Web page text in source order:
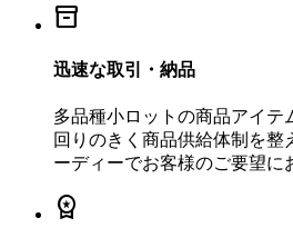
inventory_2
迅速な取引・納品
多品種小ロットの商品アイテ
回りのきく商品供給体制を整
ーディーでお客様のご要望に
workspace_premium